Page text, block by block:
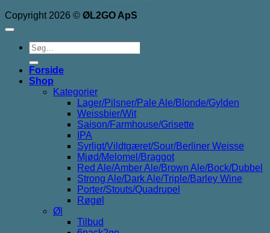
Copyright 2026 © ØL2GO ApS
Søg
efter:
Forside
Shop
Kategorier
Lager/Pilsner/Pale Ale/Blonde/Gylden
Weissbier/Wit
Saison/Farmhouse/Grisette
IPA
Syrligt/Vildtgæret/Sour/Berliner Weisse
Mjød/Melomel/Braggot
Red Ale/Amber Ale/Brown Ale/Bock/Dubbel
Strong Ale/Dark Ale/Triple/Barley Wine
Porter/Stouts/Quadrupel
Røgøl
Øl
Tilbud